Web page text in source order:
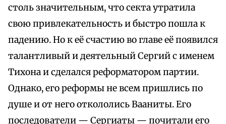
столь значительным, что секта утратила
свою привлекательность и быстро пошла к
падению. Но к её счастию во главе её появился
талантливый и деятельный Сергий с именем
Тихона и сделался реформатором партии.
Однако, его реформы не всем пришлись по
душе и от него откололись Вааниты. Его
последователи — Сергиаты — почитали его